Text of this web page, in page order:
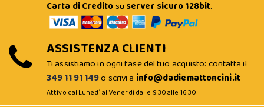
Carta di Creditosu server sicuro 128bit.
ASSISTENZA CLIENTI
Ti assistiamo in ogni fase del tuo acquisto: contatta il
349 11 91 149o scrivi a info@dadiemattoncini.it
Attivo dal Lunedì al Venerdì dalle 9:30 alle 16:30